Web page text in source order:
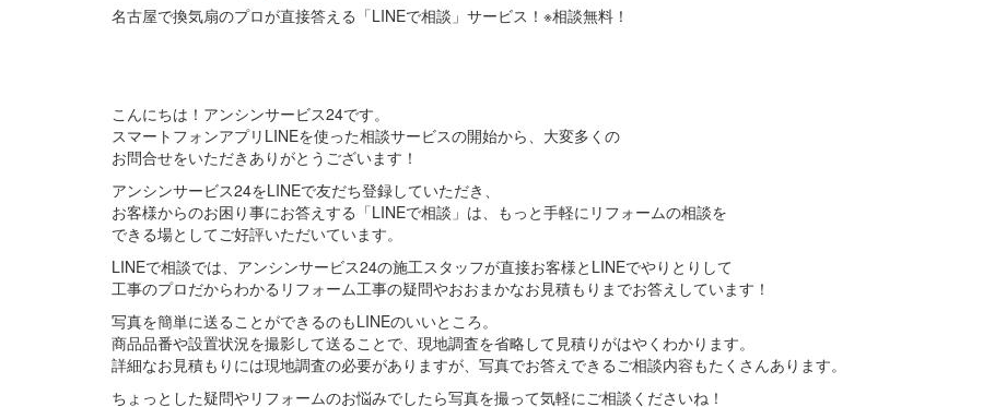
名古屋で換気扇のプロが直接答える「LINEで相談」サービス！※相談無料！
こんにちは！アンシンサービス24です。
スマートフォンアプリLINEを使った相談サービスの開始から、大変多くの
お問合せをいただきありがとうございます！
アンシンサービス24をLINEで友だち登録していただき、
お客様からのお困り事にお答えする「LINEで相談」は、もっと手軽にリフォームの相談を
できる場としてご好評いただいています。
LINEで相談では、アンシンサービス24の施工スタッフが直接お客様とLINEでやりとりして
工事のプロだからわかるリフォーム工事の疑問やおおまかなお見積もりまでお答えしています！
写真を簡単に送ることができるのもLINEのいいところ。
商品品番や設置状況を撮影して送ることで、現地調査を省略して見積りがはやくわかります。
詳細なお見積もりには現地調査の必要がありますが、写真でお答えできるご相談内容もたくさんあります。
ちょっとした疑問やリフォームのお悩みでしたら写真を撮って気軽にご相談くださいね！